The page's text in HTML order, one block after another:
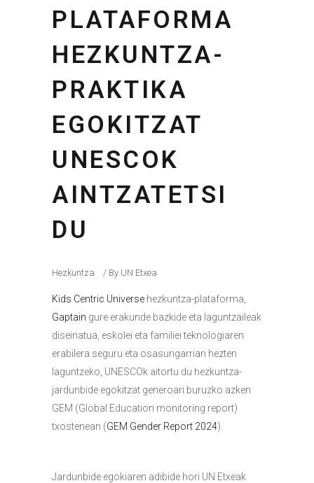
PLATAFORMA
HEZKUNTZA-
PRAKTIKA
EGOKITZAT
UNESCOK
AINTZATETSI
DU
Hezkuntza By UN Etxea
Kids Centric Universe hezkuntza-plataforma,
Gaptain gure erakunde bazkide eta laguntzaileak
diseinatua, eskolei eta familiei teknologiaren
erabilera seguru eta osasungarrian hezten
laguntzeko, UNESCOk aitortu du hezkuntza-
jardunbide egokitzat generoari buruzko azken
GEM (Global Education monitoring report)
txostenean (GEM Gender Report 2024).
Jardunbide egokiaren adibide hori UN Etxeak